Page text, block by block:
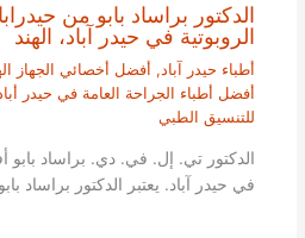
الدكتور براساد بابو من
الروبوتية في حيدر آباد، الهند
أطباء حيدر آباد , أفضل أخصائي الجهاز
أفضل أطباء الجراحة العامة في حيدر أباد ٢٠٢٦
للتنسيق الطبي
الدكتور تي. إل. في. دي. براساد بابو
في حيدر آباد. يعتبر الدكتور براساد